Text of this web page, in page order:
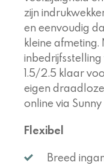
zijn
en eenvoudig
kleine afmeting.
inbedrijfsstelling
1.5/2.5 klaar
eigen
online via
Flexibel
Breed